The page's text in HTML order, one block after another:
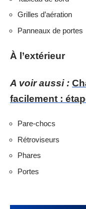
Grilles d’aération
Panneaux de portes
À l’extérieur
A voir aussi :
facilement :
Pare-chocs
Rétroviseurs
Phares
Portes